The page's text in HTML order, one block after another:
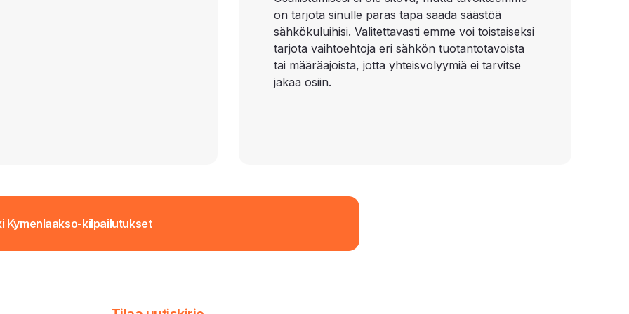
on tarjota sinulle paras tapa saada säästöä
sähkökuluihisi. Valitettavasti emme voi toistaiseksi
tarjota vaihtoehtoja eri sähkön tuotantotavoista
tai määräajoista, jotta yhteisvolyymiä ei tarvitse
jakaa osiin.
Kymenlaakso-kilpailutukset